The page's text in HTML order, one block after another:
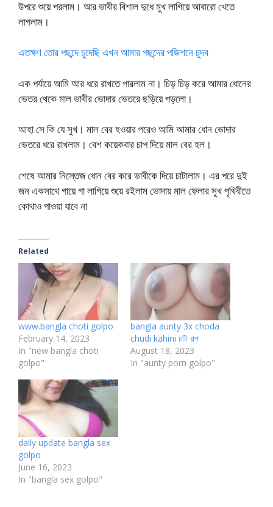
উপরে শুয়ে পরলাম। আর ভাবীর বিশাল দুধে মুখ লাগিয়ে আবারো খেতে
লাগলাম।
এতক্ষণ তোর পছন্দে চুদেছি এখন আমার পছন্দের পজিশনে চুদব
এক পর্যায়ে আমি আর ধরে রাখতে পারলাম না। চিড় চিড় করে আমার ধোনের
ভেতর থেকে মাল ভাবীর ভোদার ভেতরে ছড়িয়ে পড়লো।
আহা সে কি যে সুখ। মাল বের হওয়ার পরেও আমি আমার ধোন ভোদার
ভেতরে ধরে রাখলাম। বেশ কয়েকবার চাপ দিয়ে মাল বের হল।
শেষে আমার নিস্তেজ ধোন বের করে ভাবীকে দিয়ে চাটালাম। এর পরে দুই
জন একসাথে গায়ে গা লাগিয়ে শুয়ে রইলাম ভোদায় মাল ফেলার সুখ পৃথিবীতে
কোথাও পাওয়া যাবে না
Related
www.bangla choti golpo
February 14, 2023
In "new bangla choti
golpo"
bangla aunty 3x choda
chudi kahini চটি গল্প
August 18, 2023
In "aunty porn golpo"
daily update bangla sex
golpo
June 16, 2023
In "bangla sex golpo"